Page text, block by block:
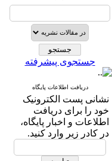
جستجوی پیشرفته
دریافت اطلاعات پایگاه
نشانی پست الکترونیک
خود را برای دریافت
اطلاعات و اخبار پایگاه،
در کادر زیر وارد کنید.